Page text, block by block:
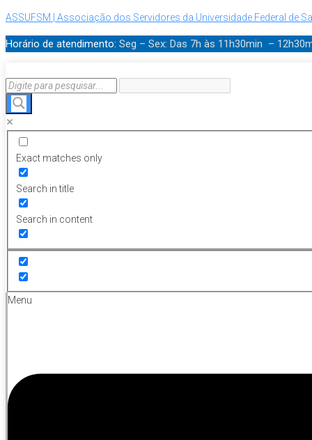
ASSUFSM | Associação dos Servidores da Universidade Federal de
Horário de atendimento: Seg – Sex: Das 7h às 11h30min –
Exact matches only
Search in title
Search in content
Menu